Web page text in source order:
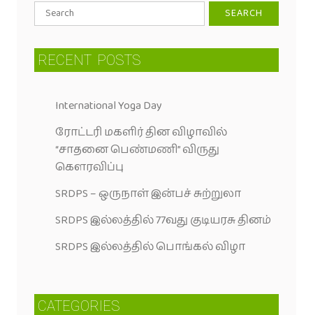
RECENT POSTS
International Yoga Day
ரோட்டரி மகளிர் தின விழாவில்
“சாதனை பெண்மணி” விருது
கெளரவிப்பு
SRDPS – ஒருநாள் இன்பச் சுற்றுலா
SRDPS இல்லத்தில் 77வது குடியரசு தினம்
SRDPS இல்லத்தில் பொங்கல் விழா
CATEGORIES